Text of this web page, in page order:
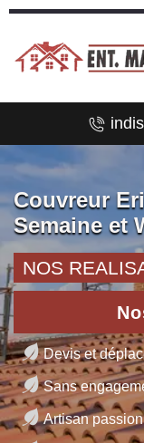
Couvreur
Semaine et
NOS
Devis et
Sans
Artisan